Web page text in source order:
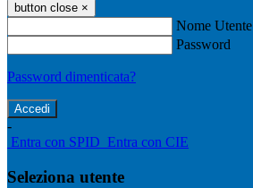
button close ×
Nome Utente
Password
Password dimenticata?
-
Entra con SPID Entra con CIE
Seleziona utente